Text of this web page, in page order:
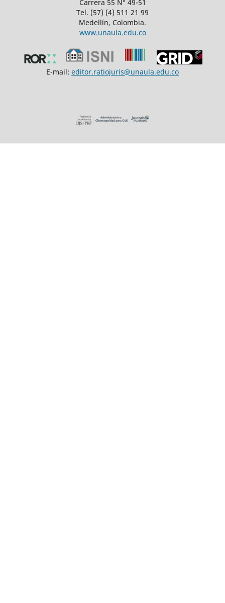
Carrera 55 N° 49-51
Tel. (57) (4) 511 21 99
Medellín, Colombia.
www.unaula.edu.co
E-mail: editor.ratiojuris@unaula.edu.co